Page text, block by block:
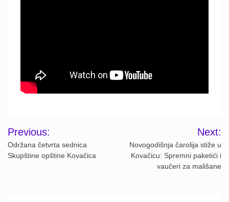
Post
navigation
Previous:
Održana četvrta sednica
Skupštine opštine Kovačica
Next:
Novogodišnja čarolija stiže u
Kovačicu: Spremni paketići i
vaučeri za mališane